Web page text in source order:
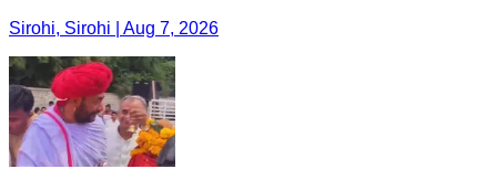
Sirohi, Sirohi | Aug 7, 2026